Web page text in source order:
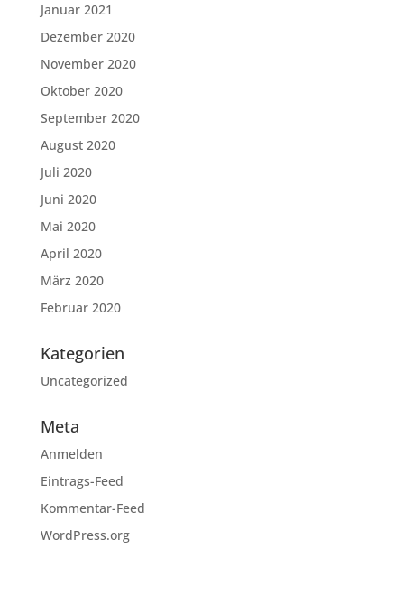
Januar 2021
Dezember 2020
November 2020
Oktober 2020
September 2020
August 2020
Juli 2020
Juni 2020
Mai 2020
April 2020
März 2020
Februar 2020
Kategorien
Uncategorized
Meta
Anmelden
Eintrags-Feed
Kommentar-Feed
WordPress.org